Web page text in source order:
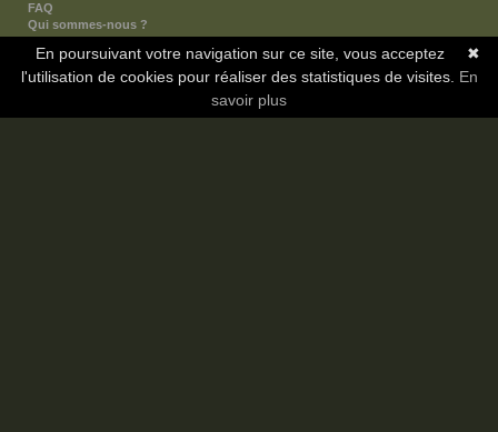
FAQ
Qui sommes-nous ?
Nos partenaires
Faites-nous connaitre
Nous contacter
✖
En poursuivant votre navigation sur ce site, vous acceptez
l'utilisation de cookies pour réaliser des statistiques de visites. En
savoir plus